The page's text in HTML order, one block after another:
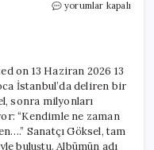
Göksel:
için
yorumlar kapalı
on 13 Haziran 2026 13
İstanbul’da deliren bir
sonra milyonları
“Kendimle ne zaman
Sanatçı Göksel, tam
buluştu. Albümün adı